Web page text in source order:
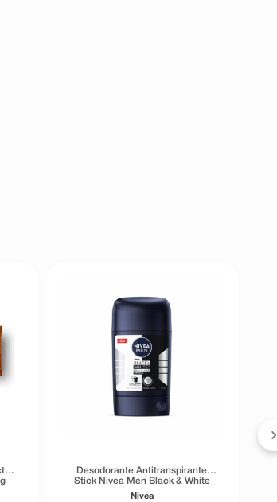
Desodorante Antitranspirante
Stick Nivea Men Black & White
Invisible 72h 54g
Nivea